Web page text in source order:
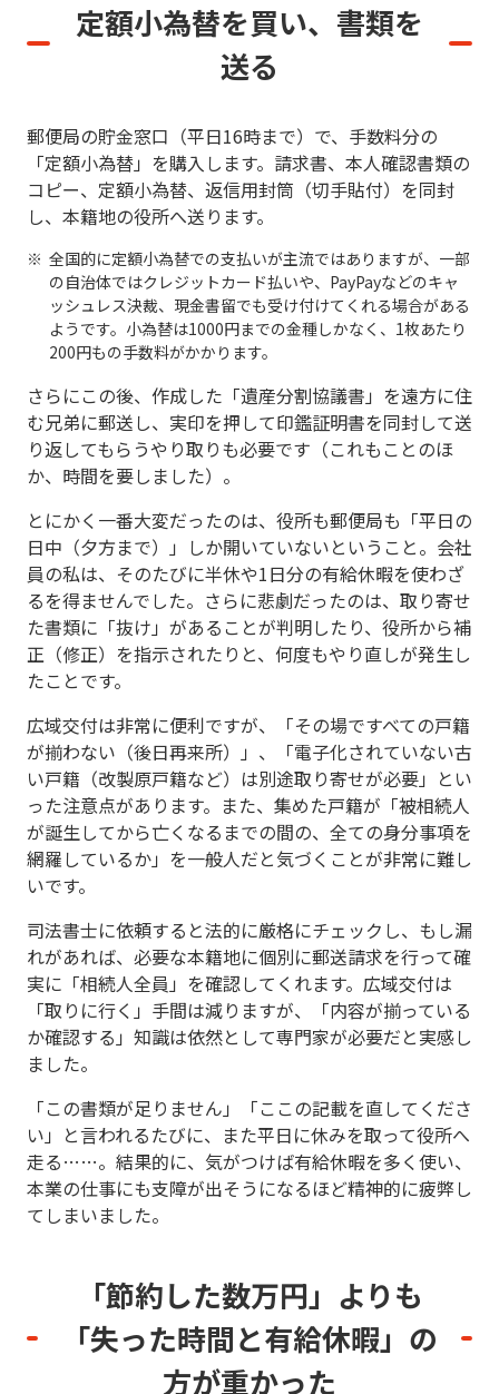
定額小為替を買い、書類を
送る
郵便局の貯金窓口（平日16時まで）で、手数料分の
「定額小為替」を購入します。請求書、本人確認書類の
コピー、定額小為替、返信用封筒（切手貼付）を同封
し、本籍地の役所へ送ります。
全国的に定額小為替での支払いが主流ではありますが、一部
の自治体ではクレジットカード払いや、PayPayなどのキャ
ッシュレス決裁、現金書留でも受け付けてくれる場合がある
ようです。小為替は1000円までの金種しかなく、1枚あたり
200円もの手数料がかかります。
さらにこの後、作成した「遺産分割協議書」を遠方に住
む兄弟に郵送し、実印を押して印鑑証明書を同封して送
り返してもらうやり取りも必要です（これもことのほ
か、時間を要しました）。
とにかく一番大変だったのは、役所も郵便局も「平日の
日中（夕方まで）」しか開いていないということ。会社
員の私は、そのたびに半休や1日分の有給休暇を使わざ
るを得ませんでした。さらに悲劇だったのは、取り寄せ
た書類に「抜け」があることが判明したり、役所から補
正（修正）を指示されたりと、何度もやり直しが発生し
たことです。
広域交付は非常に便利ですが、「その場ですべての戸籍
が揃わない（後日再来所）」、「電子化されていない古
い戸籍（改製原戸籍など）は別途取り寄せが必要」とい
った注意点があります。また、集めた戸籍が「被相続人
が誕生してから亡くなるまでの間の、全ての身分事項を
網羅しているか」を一般人だと気づくことが非常に難し
いです。
司法書士に依頼すると法的に厳格にチェックし、もし漏
れがあれば、必要な本籍地に個別に郵送請求を行って確
実に「相続人全員」を確認してくれます。広域交付は
「取りに行く」手間は減りますが、「内容が揃っている
か確認する」知識は依然として専門家が必要だと実感し
ました。
「この書類が足りません」「ここの記載を直してくださ
い」と言われるたびに、また平日に休みを取って役所へ
走る……。結果的に、気がつけば有給休暇を多く使い、
本業の仕事にも支障が出そうになるほど精神的に疲弊し
てしまいました。
「節約した数万円」よりも
「失った時間と有給休暇」の
方が重かった